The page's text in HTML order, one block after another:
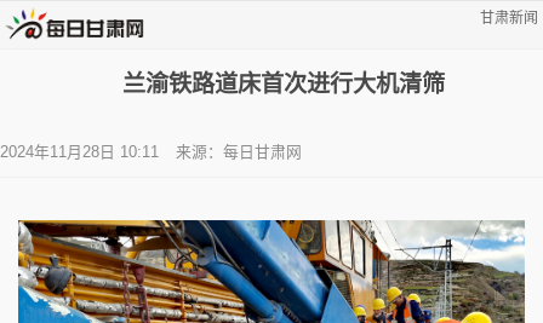
甘肃新闻
兰渝铁路道床首次进行大机清筛
2024年11月28日 10:11 来源：每日甘肃网